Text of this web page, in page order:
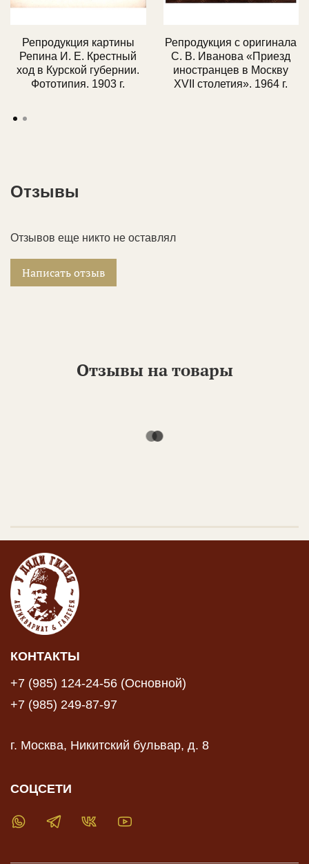
выставления счета или уточнения деталей.
детали доставки.
коллекционеров, так и юридические лица.
Репродукция картины
Репина И. Е. Крестный
ход в Курской губернии.
Фототипия. 1903 г.
Репродукция с оригинала
С. В. Иванова «Приезд
иностранцев в Москву
XVII столетия». 1964 г.
Отзывы
Отзывов еще никто не оставлял
Написать отзыв
Отзывы на товары
КОНТАКТЫ
+7 (985) 124-24-56 (Основной)
+7 (985) 249-87-97
г. Москва, Никитский бульвар, д. 8
СОЦСЕТИ